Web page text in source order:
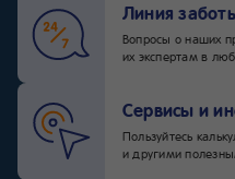
Линия
Вопросы о наших
их экспертам в
Сервисы и
Пользуйтесь
и другими